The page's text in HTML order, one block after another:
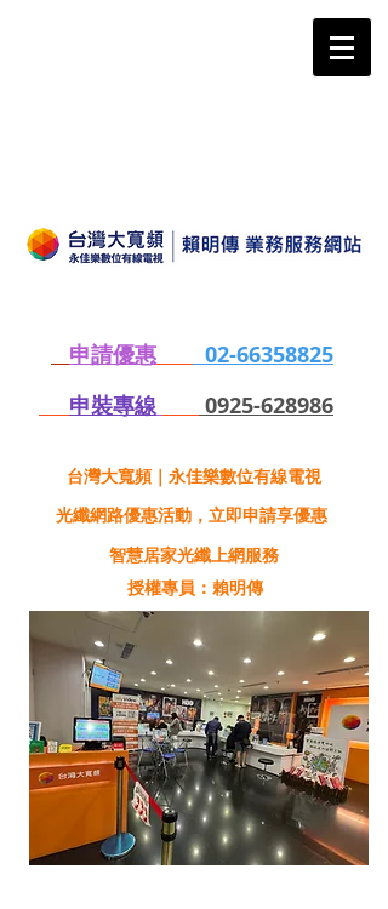
申請優惠
02-66358825
申裝專線
0925-628986
台灣大寬頻｜永佳樂數位有線電視
光纖網路優惠活動，立即申請享優惠
智慧居家光纖上網服務
授權專員：賴明傳